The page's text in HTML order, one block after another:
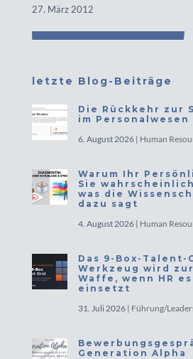
27. März 2012
letzte Blog-Beiträge
Die Rückkehr zur
im Personalwesen
6. August 2026| Human
Warum Ihr
Sie
was die
dazu sagt
4. August 2026| Human
Das 9-Box-Talent-
Werkzeug wird
Waffe, wenn HR
einsetzt
31. Juli 2026| Führung/
Generation Alpha